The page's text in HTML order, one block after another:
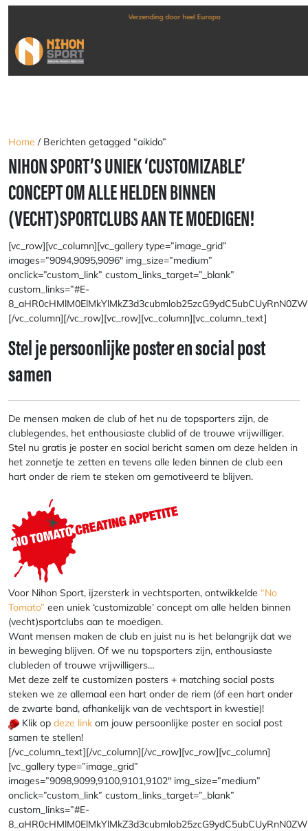
Home / Berichten getagged “aikido”
NIHON SPORT’S UNIEK ‘CUSTOMIZABLE’
CONCEPT OM ALLE HELDEN BINNEN
(VECHT)SPORTCLUBS AAN TE MOEDIGEN!
[vc_row][vc_column][vc_gallery type=”image_grid”
images=”9094,9095,9096″ img_size=”medium”
onclick=”custom_link” custom_links_target=”_blank”
custom_links=”#E-
[/vc_column][/vc_row][vc_row][vc_column][vc_column_text]
Stel je persoonlijke poster en social post
samen
De mensen maken de club of het nu de topsporters zijn, de
clublegendes, het enthousiaste clublid of de trouwe vrijwilliger.
Stel nu gratis je poster en social bericht samen om deze helden in
het zonnetje te zetten en tevens alle leden binnen de club een
hart onder de riem te steken om gemotiveerd te blijven.
Voor Nihon Sport, ijzersterk in vechtsporten, ontwikkelde “No
Tomato” een uniek ‘customizable’ concept om alle helden binnen
(vecht)sportclubs aan te moedigen.
Want mensen maken de club en juist nu is het belangrijk dat we
in beweging blijven. Of we nu topsporters zijn, enthousiaste
clubleden of trouwe vrijwilligers…
Met deze zelf te customizen posters + matching social posts
steken we ze allemaal een hart onder de riem (óf een hart onder
de zwarte band, afhankelijk van de vechtsport in kwestie)!
Klik op deze link om jouw persoonlijke poster en social post
samen te stellen!
[/vc_column_text][/vc_column][/vc_row][vc_row][vc_column]
[vc_gallery type=”image_grid”
images=”9098,9099,9100,9101,9102″ img_size=”medium”
onclick=”custom_link” custom_links_target=”_blank”
custom_links=”#E-